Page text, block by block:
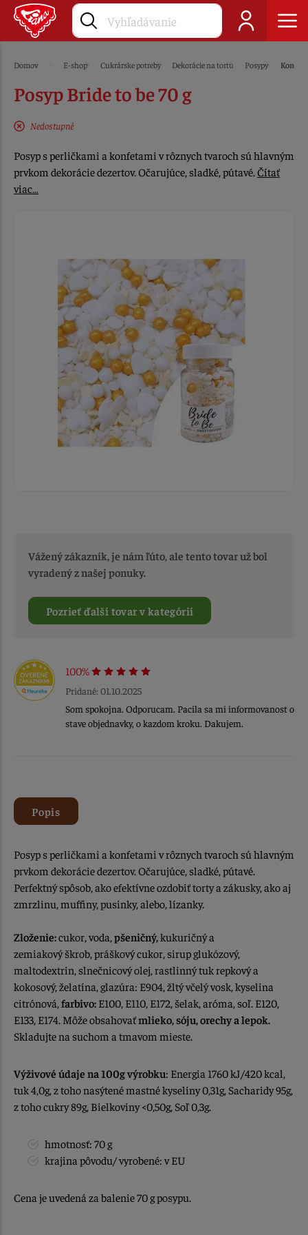
Domov E-shop Cukrárske potreby Dekorácie na tortu Posypy Konfety
Posyp Bride to be 70 g
Nedostupné
Posyp s perličkami a konfetami v rôznych tvaroch sú hlavným
prvkom dekorácie dezertov. Očarujúce, sladké, pútavé.Čítať
viac…
Vážený zákazník, je nám ľúto, ale tento tovar už bol
vyradený z našej ponuky.
Pozrieť ďalší tovar v kategórií
100%
Pridané: 01.10.2025
Som spokojna. Odporucam. Pacila sa mi informovanost o
stave objednavky, o kazdom kroku. Dakujem.
Popis
Posyp s perličkami a konfetami v rôznych tvaroch sú hlavným
prvkom dekorácie dezertov. Očarujúce, sladké, pútavé.
Perfektný spôsob, ako efektívne ozdobiť torty a zákusky, ako aj
zmrzlinu, muffiny, pusinky, alebo, lízanky.
Zloženie:cukor, voda, pšeničný,kukuričný a
zemiakový škrob, práškový cukor, sirup glukózový,
maltodextrin, slnečnicový olej, rastlinný tuk repkový a
kokosový, želatína, glazúra: E904, žltývčelý vosk, kyselina
citrónová, farbivo: E100, E110, E172, šelak, aróma, soľ. E120,
E133, E174. Môže obsahovaťmlieko, sóju, orechy a lepok.
Skladujte na suchom a tmavom mieste.
Výživové údaje na 100g výrobku: Energia 1760 kJ/420 kcal,
tuk 4,0g, z toho nasýtené mastné kyseliny 0,31g, Sacharidy 95g,
z toho cukry 89g, Bielkoviny <0,50g, Soľ 0,3g.
hmotnosť: 70 g
krajina pôvodu/ vyrobené: v EU
Cena je uvedená za balenie 70 g posypu.